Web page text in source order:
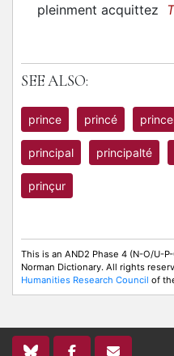
pleinment acquittez
SEE ALSO:
prince princé
principal principalté
prinçur
This is an AND2 Phase 4 (N-O/U-
Norman Dictionary. All rights
Humanities Research Council of